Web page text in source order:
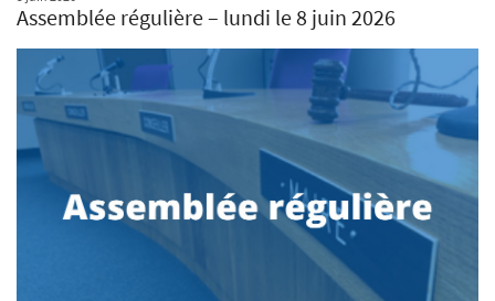
Assemblée régulière – lundi le 8 juin 2026